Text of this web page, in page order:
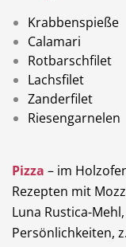
Krabbenspieße
Calamari
Rotbarschfilet
Lachsfilet
Zanderfilet
Riesengarnelen
Pizza – im
Rezepten mit
Luna Rustica-
Persönlichkeiten,